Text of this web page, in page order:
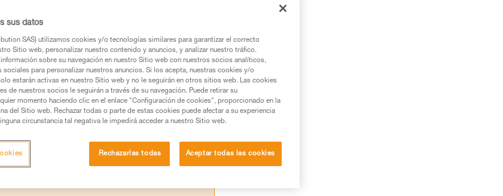
del descenso se vuelve muy
mejorar el frenado.
utilizados en este consejo antes de
la ficha técnica para poder comprender
entrenamiento específico. Confirme a
técnicas, solo y con total seguridad,
Pueden existir otras que no
sus datos
SAS) utilizamos cookies y/o tecnologías similares para garantizar el correcto
Sitio web, personalizar nuestro contenido y anuncios, y analizar nuestro tráfico.
sobre su navegación en nuestro Sitio web con nuestros socios analíticos,
sociales para personalizar nuestros anuncios. Si los acepta, nuestras cookies y/o
estarán activas en nuestro Sitio web y no le seguirán en otros sitios web. Las cookies
de nuestros socios le seguirán a través de su navegación. Puede retirar su
momento haciendo clic en el enlace "Configuración de cookies", proporcionado en la
del Sitio web. Rechazar todas o parte de estas cookies puede afectar a su experiencia
circunstancia tal negativa le impedirá acceder a nuestro Sitio web.
Rechazarlas todas Aceptar todas las cookies